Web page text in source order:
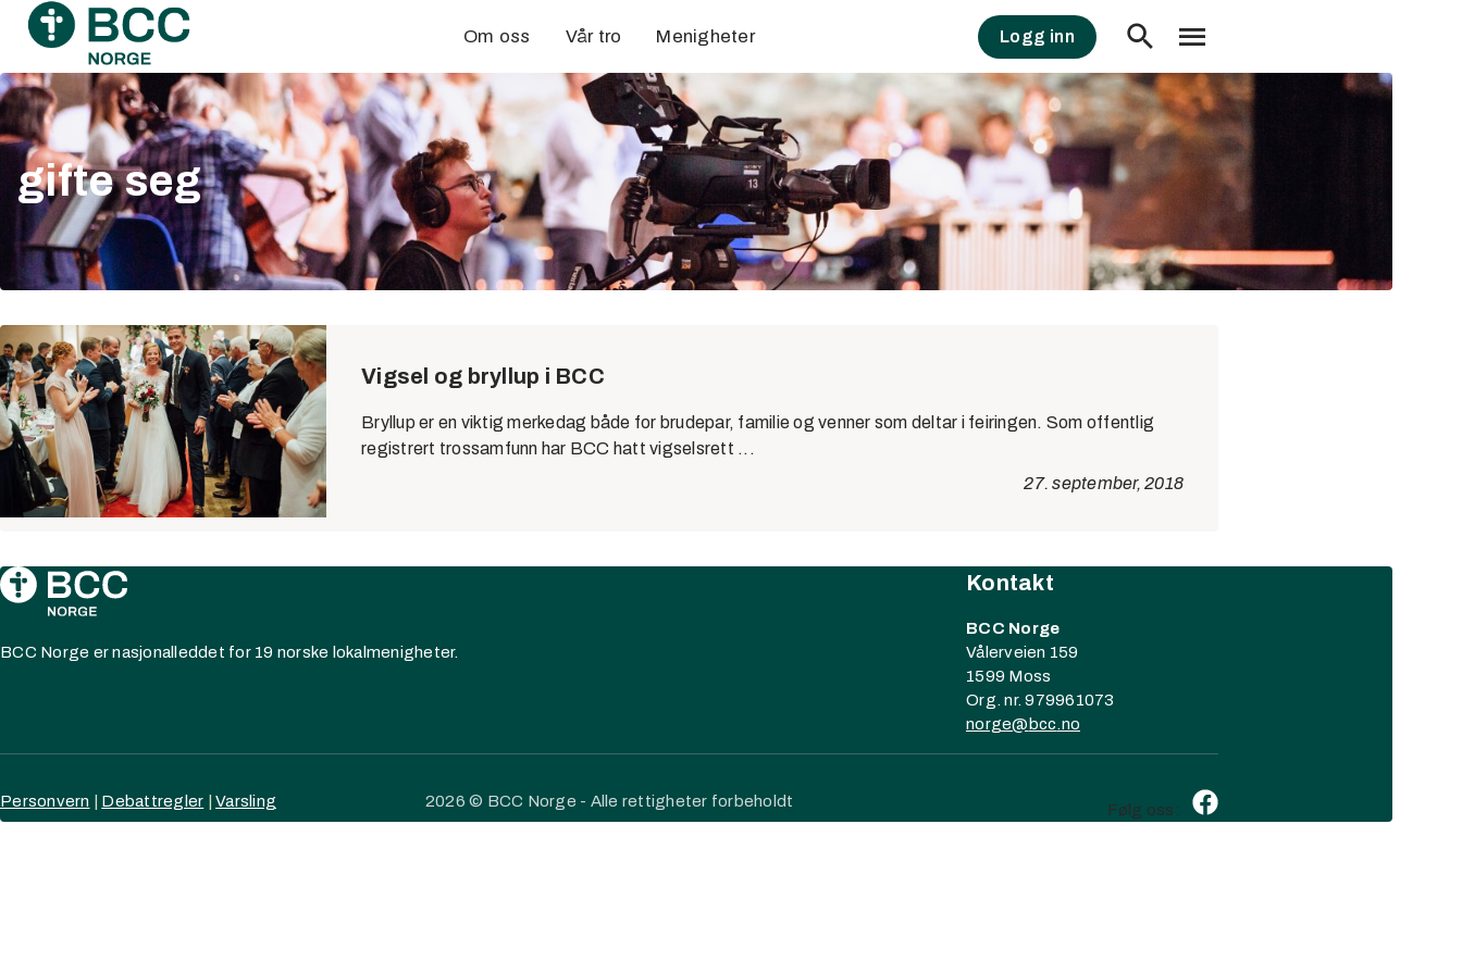
Skip
Om oss Vår tro Menigheter Logg inn
gifte seg
Vigsel og bryllup i BCC
Bryllup er en viktig merkedag både for brudepar, familie og venner som deltar i feiringen. Som offentlig
registrert trossamfunn har BCC hatt vigselsrett ...
27. september, 2018
BCC Norge er nasjonalleddet for 19 norske lokalmenigheter.
Kontakt
BCC Norge
Vålerveien 159
1599 Moss
Org. nr. 979961073
norge@ bcc.no
Personvern Debattregler Varsling 2026 © BCC Norge - Alle rettigheter forbeholdt Følg oss: